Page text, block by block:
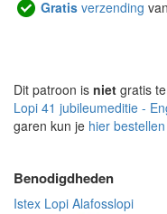
Gratis verzending
Dit patroon is niet gratis
Lopi 41 jubileumeditie -
garen kun je hier bestellen
Benodigdheden
Istex Lopi Alafosslopi